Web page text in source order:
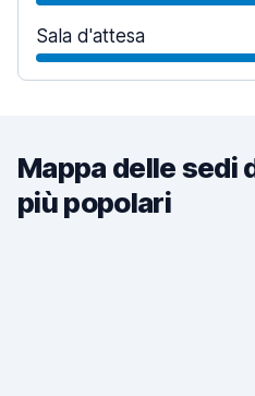
Sala d'attesa
Mappa delle sedi
più popolari